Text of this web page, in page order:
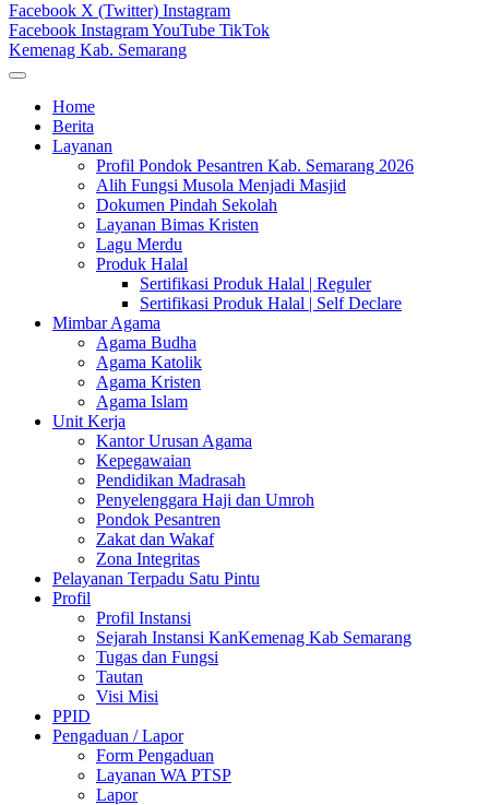
Facebook X (Twitter) Instagram
Facebook InstagramYouTube TikTok
Kemenag Kab. Semarang
Home
Berita
Layanan
Profil Pondok Pesantren Kab. Semarang 2026
Alih Fungsi Musola Menjadi Masjid
Dokumen Pindah Sekolah
Layanan Bimas Kristen
Lagu Merdu
Produk Halal
Sertifikasi Produk Halal | Reguler
Sertifikasi Produk Halal | Self Declare
Mimbar Agama
Agama Budha
Agama Katolik
Agama Kristen
Agama Islam
Unit Kerja
Kantor Urusan Agama
Kepegawaian
Pendidikan Madrasah
Penyelenggara Haji dan Umroh
Pondok Pesantren
Zakat dan Wakaf
Zona Integritas
Pelayanan Terpadu Satu Pintu
Profil
Profil Instansi
Sejarah Instansi KanKemenag Kab Semarang
Tugas dan Fungsi
Tautan
Visi Misi
PPID
Pengaduan / Lapor
Form Pengaduan
Layanan WA PTSP
Lapor